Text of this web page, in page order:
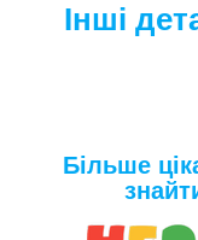
Інші
Більше